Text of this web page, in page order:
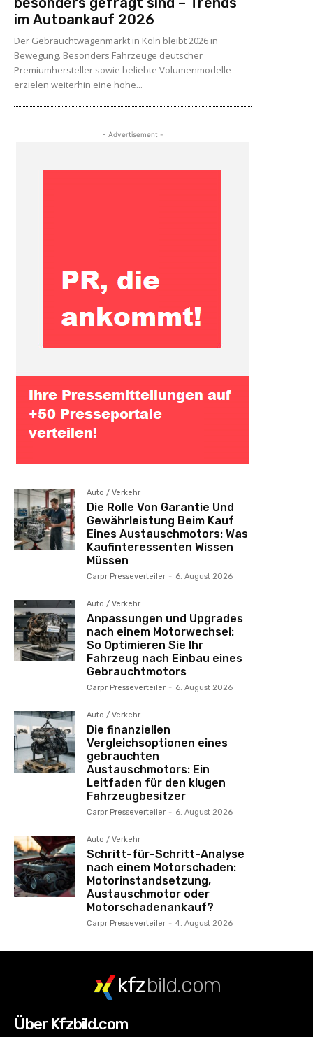
im Autoankauf 2026
Der Gebrauchtwagenmarkt in Köln bleibt 2026 in
Bewegung. Besonders Fahrzeuge deutscher
Premiumhersteller sowie beliebte Volumenmodelle
erzielen weiterhin eine hohe...
- Advertisement -
Auto / Verkehr
Die Rolle Von Garantie Und
Gewährleistung Beim Kauf
Eines Austauschmotors: Was
Kaufinteressenten Wissen
Müssen
Carpr Presseverteiler - 6. August 2026
Auto / Verkehr
Anpassungen und Upgrades
nach einem Motorwechsel:
So Optimieren Sie Ihr
Fahrzeug nach Einbau eines
Gebrauchtmotors
Carpr Presseverteiler - 6. August 2026
Auto / Verkehr
Die finanziellen
Vergleichsoptionen eines
gebrauchten
Austauschmotors: Ein
Leitfaden für den klugen
Fahrzeugbesitzer
Carpr Presseverteiler - 6. August 2026
Auto / Verkehr
Schritt-für-Schritt-Analyse
nach einem Motorschaden:
Motorinstandsetzung,
Austauschmotor oder
Motorschadenankauf?
Carpr Presseverteiler - 4. August 2026
kfzbild.com
Über Kfzbild.com